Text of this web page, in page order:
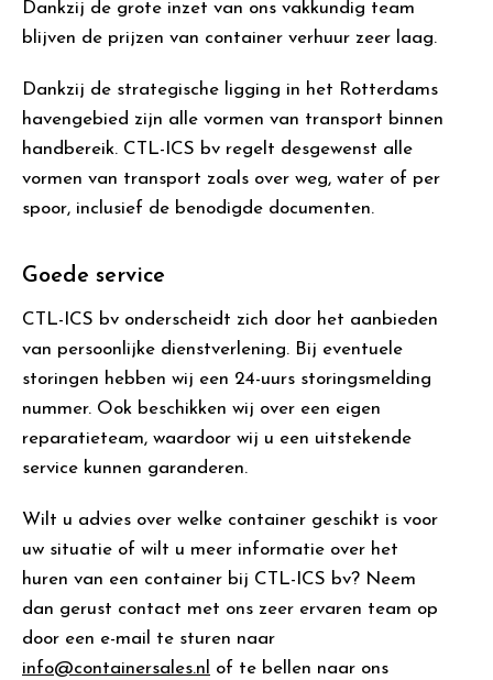
Dankzij de grote inzet van ons vakkundig team
blijven de prijzen van container verhuur zeer laag.
Dankzij de strategische ligging in het Rotterdams
havengebied zijn alle vormen van transport binnen
handbereik. CTL-ICS bv regelt desgewenst alle
vormen van transport zoals over weg, water of per
spoor, inclusief de benodigde documenten.
Goede service
CTL-ICS bv onderscheidt zich door het aanbieden
van persoonlijke dienstverlening. Bij eventuele
storingen hebben wij een 24-uurs storingsmelding
nummer. Ook beschikken wij over een eigen
reparatieteam, waardoor wij u een uitstekende
service kunnen garanderen.
Wilt u advies over welke container geschikt is voor
uw situatie of wilt u meer informatie over het
huren van een container bij CTL-ICS bv? Neem
dan gerust contact met ons zeer ervaren team op
door een e-mail te sturen naar
info@containersales.nl
of te bellen naar ons